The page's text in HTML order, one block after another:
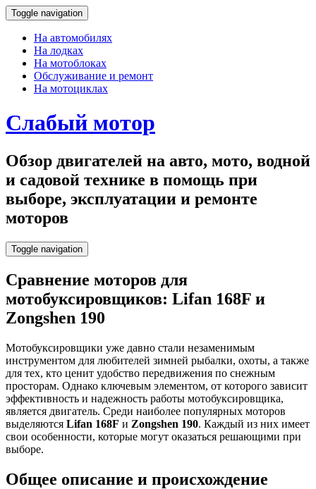
Toggle navigation
На автомобилях
На лодках
На мотоблоках
Обслуживание и ремонт
На мотоциклах
Слабый мотор
Обзор двигателей на авто, мото, водной
и садовой технике в помощь при
выборе, эксплуатации и ремонте
моторов
Toggle navigation
Сравнение моторов для
мотобуксировщиков: Lifan 168F и
Zongshen 190
Мотобуксировщики уже давно стали незаменимым
инструментом для любителей зимней рыбалки, охоты, а также
для тех, кто ценит удобство передвижения по снежным
просторам. Однако ключевым элементом, от которого зависит
эффективность и надежность работы мотобуксировщика,
является двигатель. Среди наиболее популярных моторов
выделяются Lifan 168F и Zongshen 190. Каждый из них имеет
свои особенности, которые могут оказаться решающими при
выборе.
Общее описание и происхождение